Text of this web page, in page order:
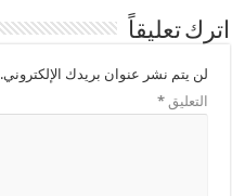
اترك تعليقاً
لن يتم نشر عنوان بريدك الإلكتروني.
التعليق*